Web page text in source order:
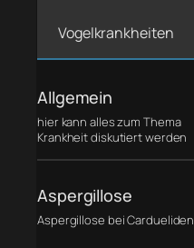
Vogelkrankheiten
Allgemein
hier kann alles zum Thema
Krankheit diskutiert werden
Aspergillose
Aspergillose bei Cardueliden